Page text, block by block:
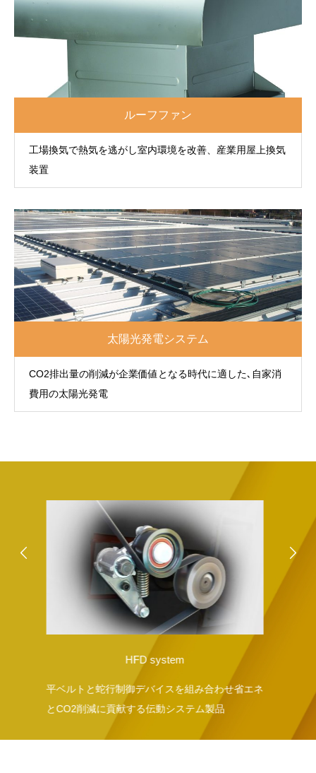
ルーフファン
工場換気で熱気を逃がし室内環境を改善、産業用屋上換気
装置
太陽光発電システム
CO2排出量の削減が企業価値となる時代に適した､自家消
費用の太陽光発電
を組み合わせ省エネ
システム製品
高天井LED照明
工場照明のパイオニア 作業場も未来も
きる